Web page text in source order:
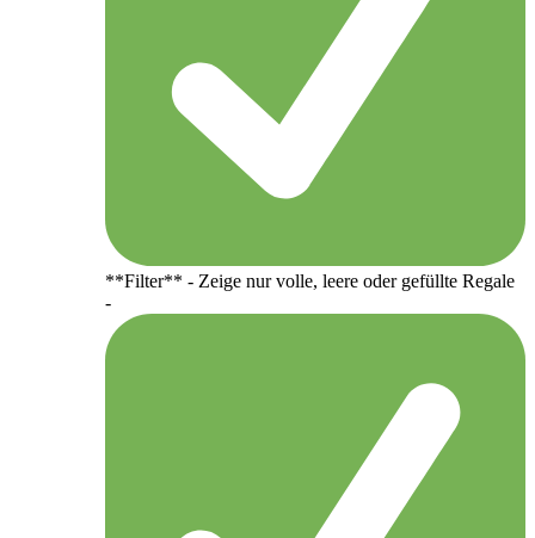
**Filter** - Zeige nur volle, leere oder gefüllte Regale
-